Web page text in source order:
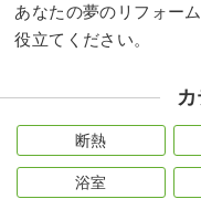
あなたの夢のリフォー
役立てください。
断熱
浴室